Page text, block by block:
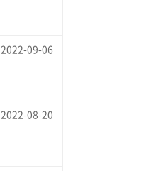
2022-09-06
2022-08-20